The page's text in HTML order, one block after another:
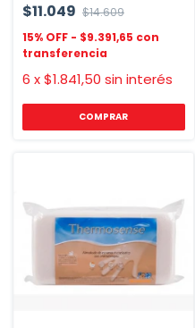
$11.049 $14.609
$9.391,65
6 x$1.841,50 sin interés
COMPRAR